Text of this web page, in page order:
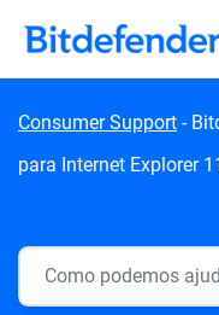
Consumer Support -
para Internet Explorer